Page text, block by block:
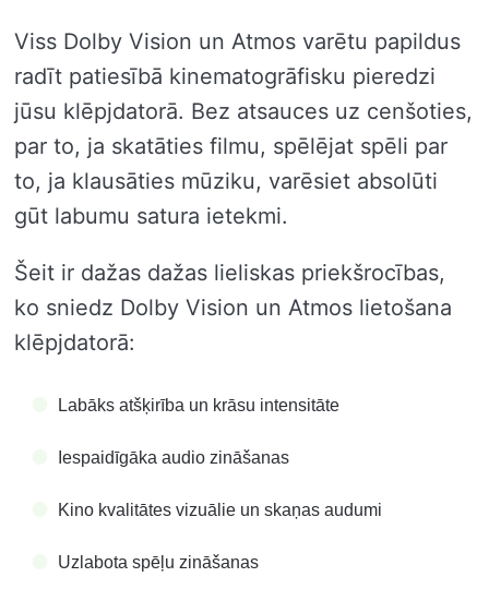
Viss Dolby Vision un Atmos varētu papildus
radīt patiesībā kinematogrāfisku pieredzi
jūsu klēpjdatorā. Bez atsauces uz cenšoties,
par to, ja skatāties filmu, spēlējat spēli par
to, ja klausāties mūziku, varēsiet absolūti
gūt labumu satura ietekmi.
Šeit ir dažas dažas lieliskas priekšrocības,
ko sniedz Dolby Vision un Atmos lietošana
klēpjdatorā:
Labāks atšķirība un krāsu intensitāte
Iespaidīgāka audio zināšanas
Kino kvalitātes vizuālie un skaņas audumi
Uzlabota spēļu zināšanas